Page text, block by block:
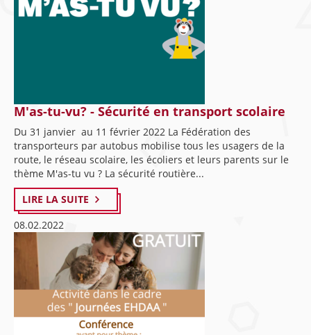
M'as-tu-vu? - Sécurité en transport scolaire
Du 31 janvier au 11 février 2022 La Fédération des
transporteurs par autobus mobilise tous les usagers de la
route, le réseau scolaire, les écoliers et leurs parents sur le
thème M'as-tu vu ? La sécurité routière...
LIRE LA SUITE
08.02.2022